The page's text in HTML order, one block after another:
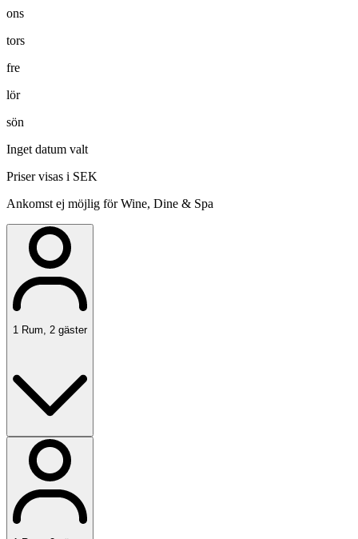
ons
tors
fre
lör
sön
Inget datum valt
Priser visas i SEK
Ankomst ej möjlig för Wine, Dine & Spa
1 Rum, 2 gäster